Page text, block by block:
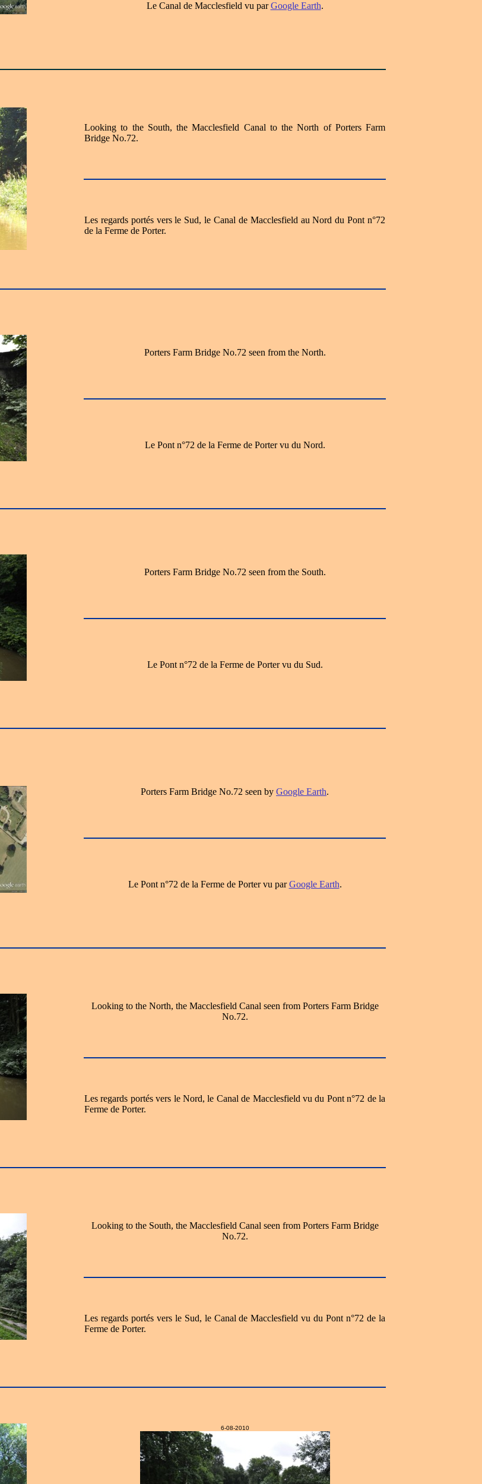
Le Canal de Macclesfield vu parGoogle Earth.
Looking to the South, the Macclesfield Canal to the North of Porters Farm
Bridge No.72.
Les regards portés vers le Sud, le Canal de Macclesfield au Nord du Pont n°72
de la Ferme de Porter.
Porters Farm Bridge No.72 seen from the North.
Le Pont n°72 de la Ferme de Porter vu du Nord.
Porters Farm Bridge No.72 seen from the South.
Le Pont n°72 de la Ferme de Porter vu du Sud.
Porters Farm Bridge No.72 seen by Google Earth.
Le Pont n°72 de la Ferme de Porter vu parGoogle Earth.
Looking to the North, the Macclesfield Canal seen from Porters Farm Bridge
No.72.
Les regards portés vers le Nord, le Canal de Macclesfield vu du Pont n°72 de la
Ferme de Porter.
Looking to the South, the Macclesfield Canal seen from Porters Farm Bridge
No.72.
Les regards portés vers le Sud, le Canal de Macclesfield vu du Pont n°72 de la
Ferme de Porter.
6-08-2010